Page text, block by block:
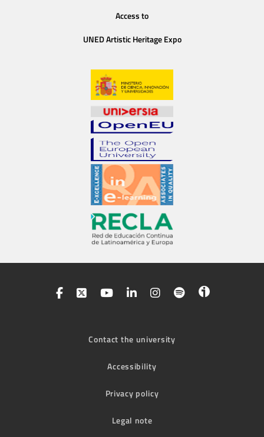
Access to
UNED Artistic Heritage Expo
Contact the university
Accessibility
Privacy policy
Legal note